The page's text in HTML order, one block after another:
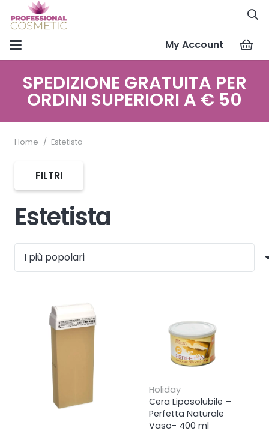
My Account
SPEDIZIONE GRATUITA PER
ORDINI SUPERIORI A € 50
Home / Estetista
Estetista
Holiday
Cera Liposolubile –
Perfetta Naturale
Vaso- 400 ml
FILTRI